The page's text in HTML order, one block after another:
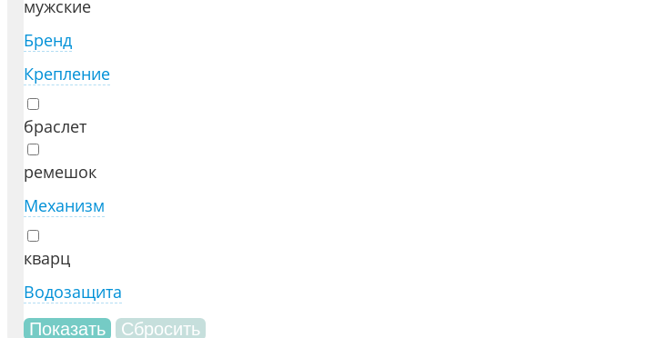
мужские
Бренд
Крепление
браслет
ремешок
Механизм
кварц
Водозащита